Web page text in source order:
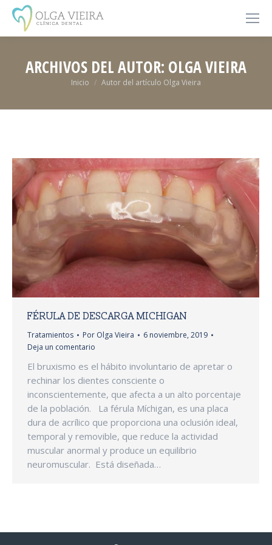
ARCHIVOS DEL AUTOR: OLGA VIEIRA
Estás aquí:
Inicio Autor del artículo Olga Vieira
FÉRULA DE DESCARGA MICHIGAN
Tratamientos Por Olga Vieira
6 noviembre, 2019
Deja un comentario
El bruxismo es el hábito involuntario de apretar o
rechinar los dientes consciente o
inconscientemente, que afecta a un alto porcentaje
de la población. La férula Míchigan, es una placa
dura de acrílico que proporciona una oclusión ideal,
temporal y removible, que reduce la actividad
muscular anormal y produce un equilibrio
neuromuscular. Está diseñada…